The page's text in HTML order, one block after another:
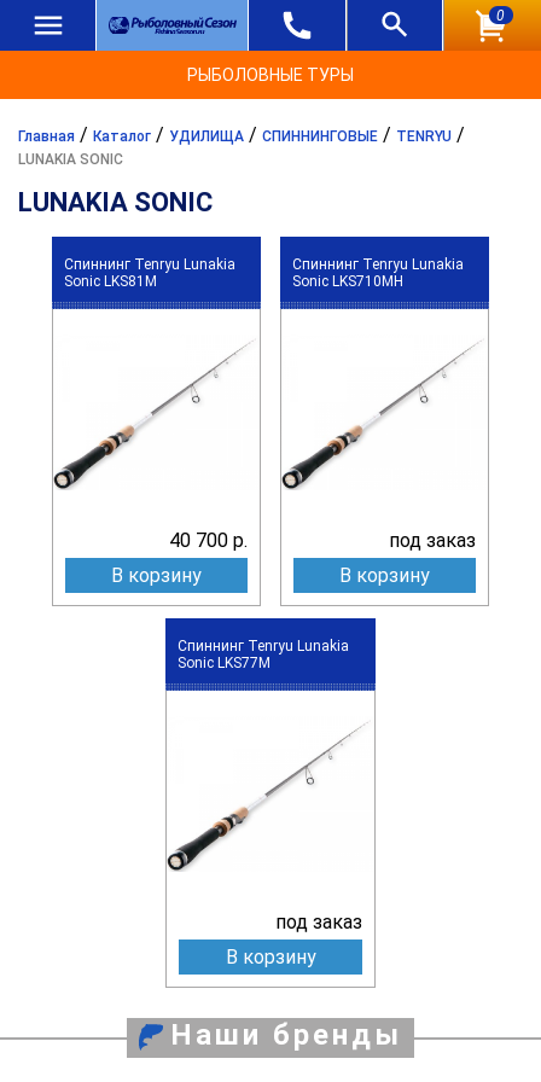
0
РЫБОЛОВНЫЕ ТУРЫ
Главная / Каталог / УДИЛИЩА / СПИННИНГОВЫЕ / TENRYU /
LUNAKIA SONIC
LUNAKIA SONIC
Спиннинг Tenryu Lunakia
Sonic LKS81M
40 700 р.
В корзину
Спиннинг Tenryu Lunakia
Sonic LKS710MH
под заказ
В корзину
Спиннинг Tenryu Lunakia
Sonic LKS77M
под заказ
В корзину
Наши бренды